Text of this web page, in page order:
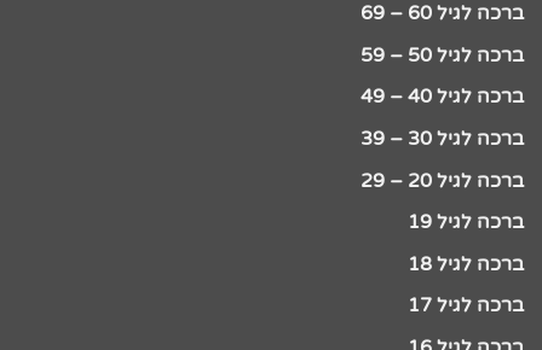
ברכה לגיל 60 – 69
ברכה לגיל 50 – 59
ברכה לגיל 40 – 49
ברכה לגיל 30 – 39
ברכה לגיל 20 – 29
ברכה לגיל 19
ברכה לגיל 18
ברכה לגיל 17